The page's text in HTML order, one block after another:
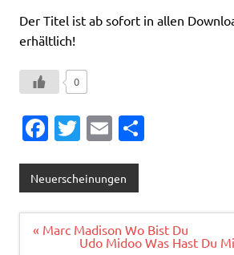
Der Titel ist ab sofort in allen
erhältlich!
0
Fa
e
b
o
T
it
te
r
E
ai
l
n
Neuerscheinungen
Beitragsnavigation
« Marc Madison Wo Bist Du
Udo Midoo Was Hast Du